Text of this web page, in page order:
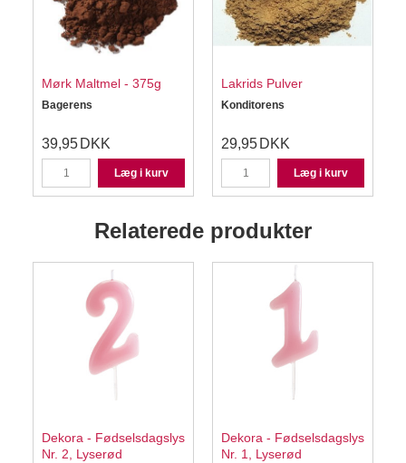
Mørk Maltmel - 375g
Bagerens
39,95 DKK
Læg i kurv
Lakrids Pulver
Konditorens
29,95 DKK
Læg i kurv
Relaterede produkter
Dekora - Fødselsdagslys
Nr. 2, Lyserød
Dekora - Fødselsdagslys
Nr. 1, Lyserød